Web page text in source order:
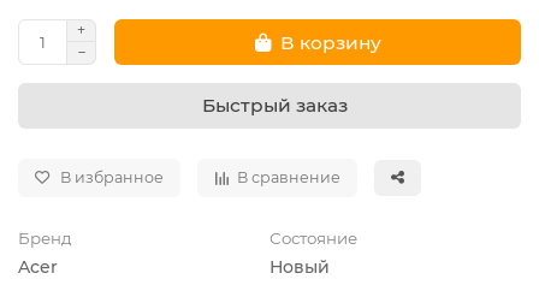
В корзину
Быстрый заказ
В избранное В сравнение
Бренд
Acer
Состояние
Новый